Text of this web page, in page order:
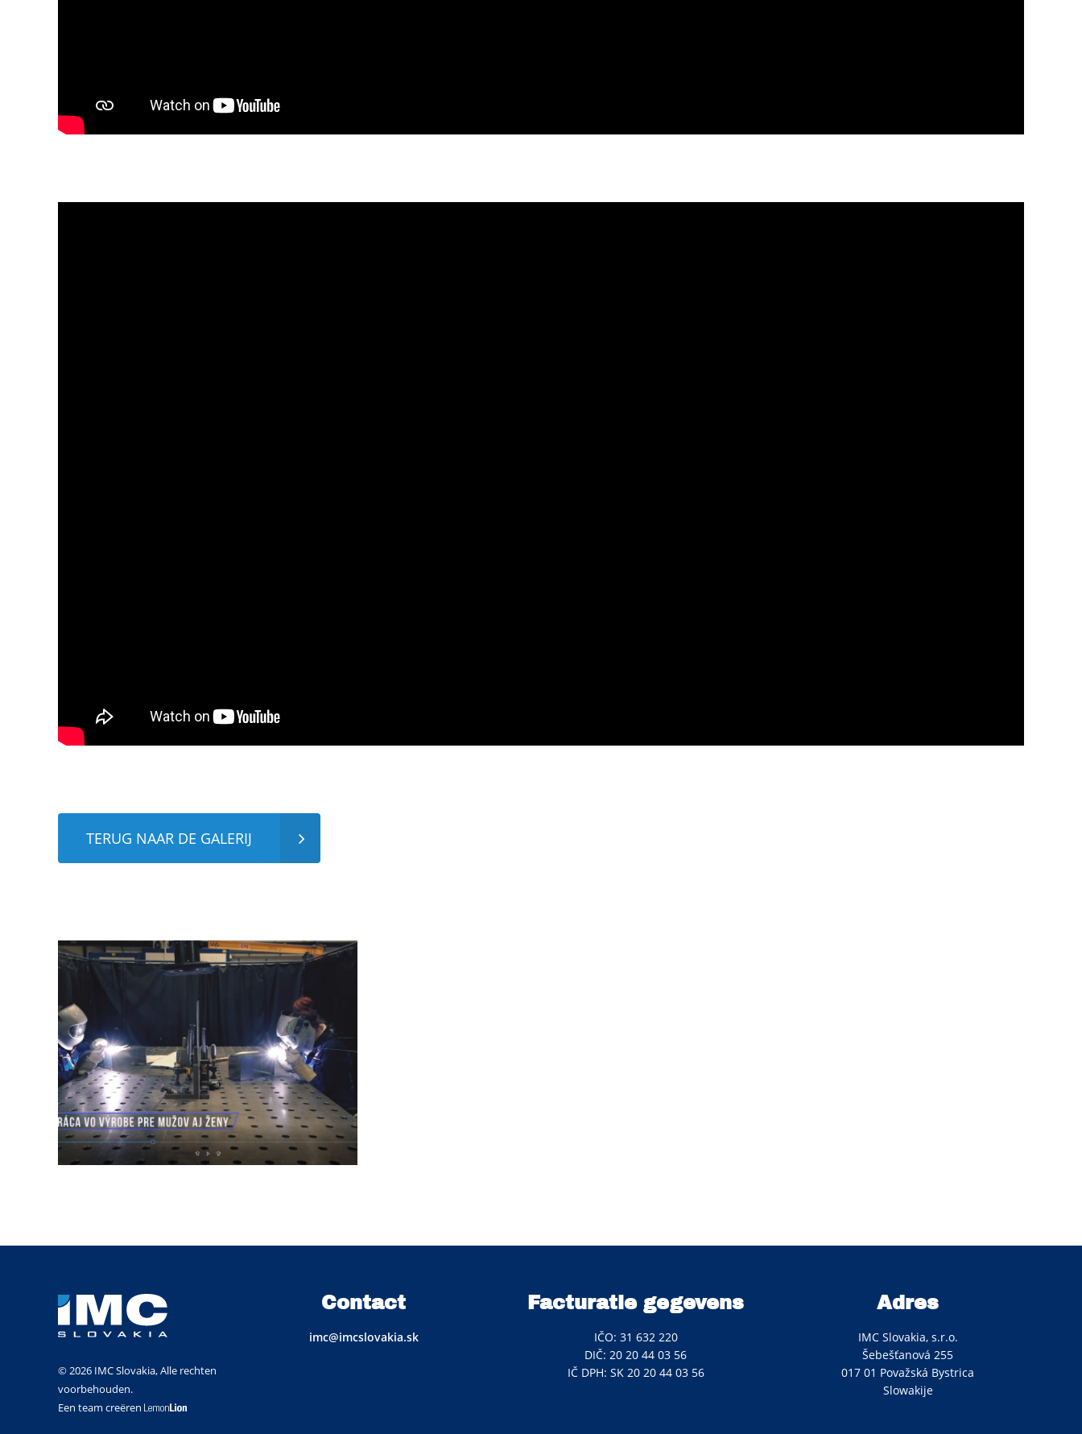
TERUG NAAR DE GALERIJ
© 2026 IMC Slovakia, Alle rechten
voorbehouden.
Een team creëren
Contact
imc@imcslovakia.sk
Facturatie gegevens
IČO: 31 632 220
DIČ: 20 20 44 03 56
IČ DPH: SK 20 20 44 03 56
Adres
IMC Slovakia, s.r.o.
Šebešťanová 255
017 01 Považská Bystrica
Slowakije